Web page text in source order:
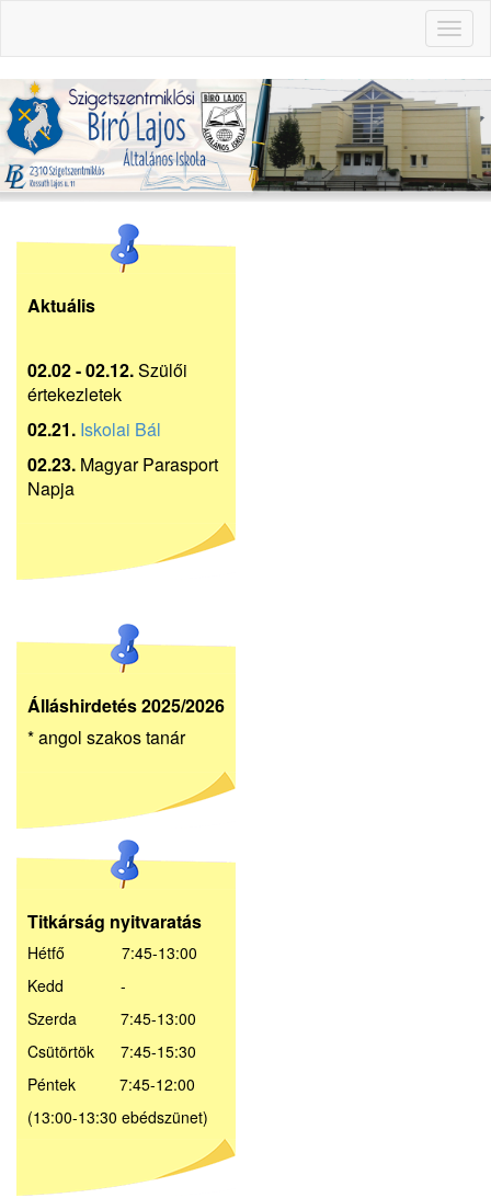
Aktuális
02.02 - 02.12.Szülői
értekezletek
02.21. Iskolai Bál
02.23. Magyar Parasport
Napja
Álláshirdetés 2025/2026
* angol szakos tanár
Titkárság nyitvaratás
Hétfő 7:45-13:00
Kedd -
Szerda 7:45-13:00
Csütörtök 7:45-15:30
Péntek 7:45-12:00
(13:00-13:30 ebédszünet)